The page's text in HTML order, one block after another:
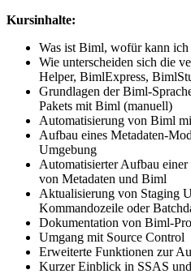
Kursinhalte:
Was ist Biml, wofür kann ich
Wie unterscheiden sich die
Helper, BimlExpress,
Grundlagen der Biml-
Pakets mit Biml (manuell)
Automatisierung von Biml
Aufbau eines Metadaten-
Umgebung
Automatisierter Aufbau
von Metadaten und Biml
Aktualisierung von Staging
Kommandozeile oder
Dokumentation von Biml-
Umgang mit Source Control
Erweiterte Funktionen zur
Kurzer Einblick in SSAS